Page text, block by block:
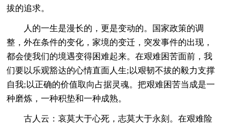
拔的追求。
人的一生是漫长的，更是变动的。国家政策的调
整，外在条件的变化，家境的变迁，突发事件的出现，
都会使我们的境遇变得困难起来。在艰难困苦面前，我
们要以乐观豁达的心情直面人生;以艰韧不拔的毅力支撑
自我;以正确的价值取向占据灵魂。把艰难困苦当成是一
种磨炼，一种积垫和一种成熟。
古人云：哀莫大于心死，志莫大于永刻。在艰难险